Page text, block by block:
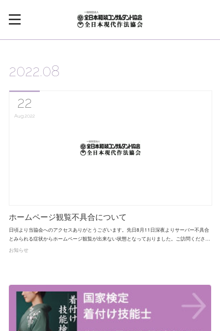
2022.08
ホームページ観覧不具合について
日頃より当協会へのアクセスありがとうございます。先日8月11日深夜よりサーバー不具合
とみられる症状からホームページ観覧が出来ない状態となっておりました。ご訪問くださ…
22
Aug 2022
お知らせ